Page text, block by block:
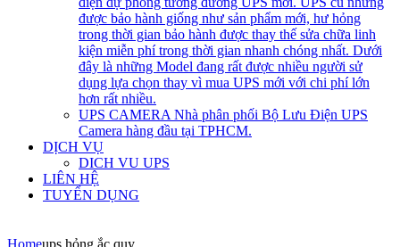
được bảo hành giống như sản phẩm mới, hư hỏng
trong thời gian bảo hành được thay thế sửa chữa linh
kiện miễn phí trong thời gian nhanh chóng nhất. Dưới
đây là những Model đang rất được nhiều người sử
dụng lựa chọn thay vì mua UPS mới với chi phí lớn
hơn rất nhiều.
UPS CAMERA Nhà phân phối Bộ Lưu Điện UPS
Camera hàng đầu tại TPHCM.
DỊCH VỤ
DICH VU UPS
LIÊN HỆ
TUYỂN DỤNG
Homeups hỏng ắc quy